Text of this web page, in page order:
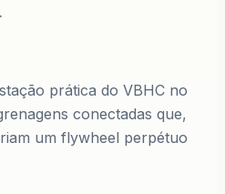
prática do VBHC no
conectadas que,
um flywheel perpétuo